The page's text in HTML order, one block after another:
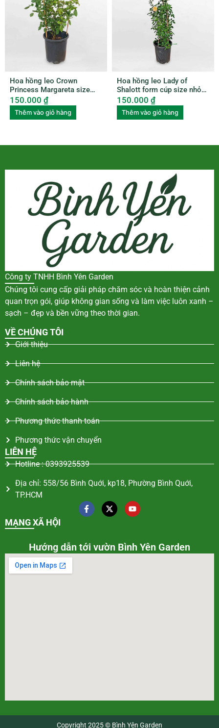
Hoa hồng leo Crown
Princess Margareta size
nhỏ ROSE010
150.000 ₫
Thêm vào giỏ hàng
Hoa hồng leo Lady of
Shalott form cúp size nhỏ
ROSE009
150.000 ₫
Thêm vào giỏ hàng
Công ty TNHH Bình Yên Garden
Chúng tôi cung cấp giải pháp chăm sóc và hoàn thiện cảnh
quan trọn gói, giúp không gian sống và làm việc luôn xanh –
sạch – đẹp và bền vững theo thời gian.
VỀ CHÚNG TÔI
Giới thiệu
Liên hệ
Chính sách bảo mật
Chính sách bảo hành
Phương thức thanh toán
Phương thức vận chuyển
LIÊN HỆ
Hotline : 0393925539
Địa chỉ: 558/56 Bình Quới, kp18, Phường Bình Quới,
TP.HCM
MẠNG XÃ HỘI
Hướng dẫn tới vườn Bình Yên Garden
Copyright 2025 © Bình Yên Garden